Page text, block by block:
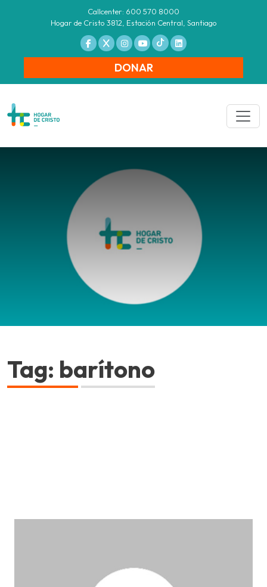
Callcenter: 600 570 8000
Hogar de Cristo 3812, Estación Central, Santiago
DONAR
Tag: barítono